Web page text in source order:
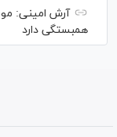
آرش امینی:
همبستگی دارد